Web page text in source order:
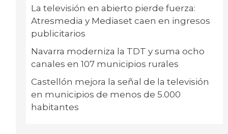
La televisión en abierto pierde fuerza:
Atresmedia y Mediaset caen en ingresos
publicitarios
Navarra moderniza la TDT y suma ocho
canales en 107 municipios rurales
Castellón mejora la señal de la televisión
en municipios de menos de 5.000
habitantes